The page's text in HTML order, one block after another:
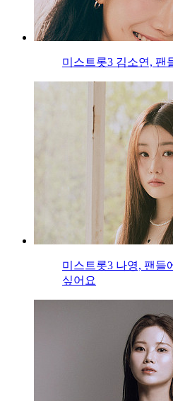
미스트롯3 김소연, 팬
미스트롯3 나영, 팬들
싶어요